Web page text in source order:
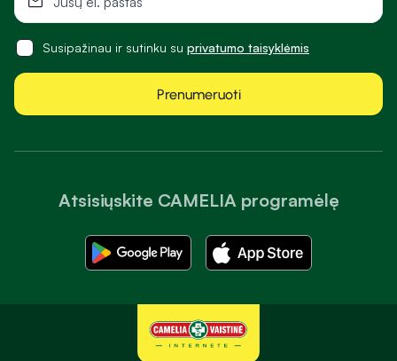
Atsisiųskite CAMELIA programėlę
Susipažinau ir sutinku su privatumo taisyklėmis
Prenumeruoti